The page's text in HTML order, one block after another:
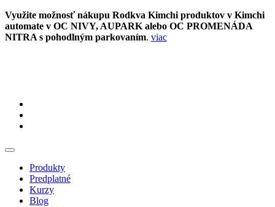
Využite možnosť nákupu Rodkva Kimchi produktov v Kimchi
automate v OC NIVY, AUPARK alebo OC PROMENÁDA
NITRA s pohodlným parkovaním. viac
Produkty
Predplatné
Kurzy
Blog